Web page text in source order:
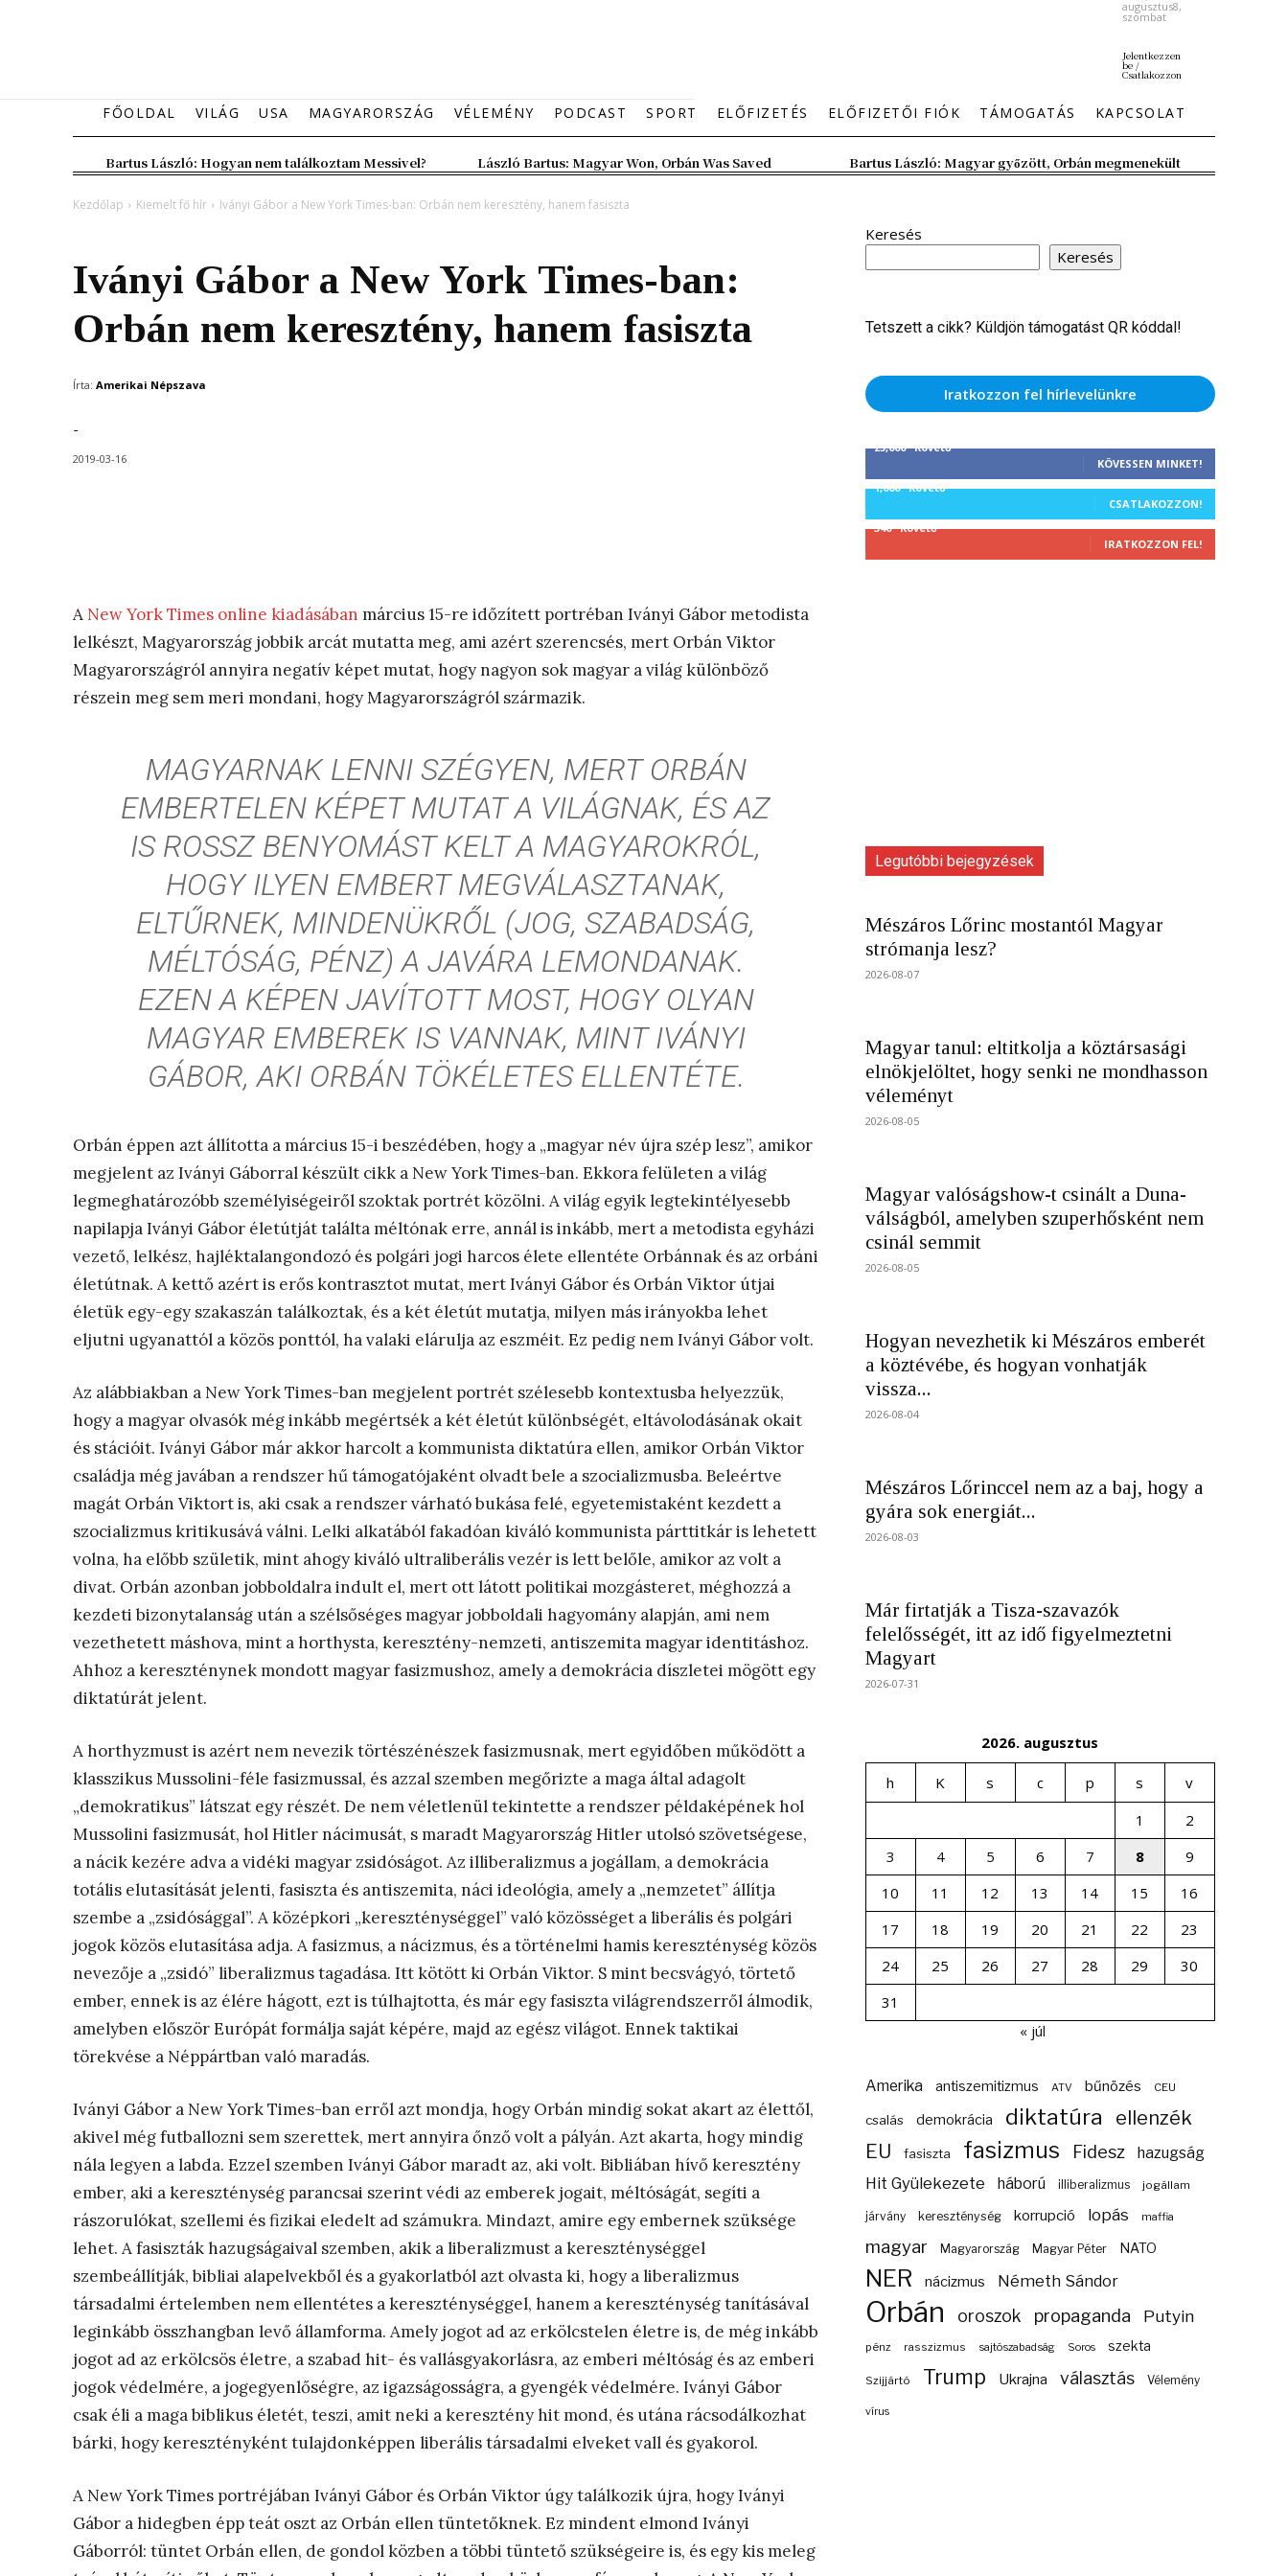
augusztus8,
szombat
Jelentkezzen
be /
Csatlakozzon
FŐOLDAL VILÁG USA MAGYARORSZÁG VÉLEMÉNY PODCAST SPORT ELŐFIZETÉS ELŐFIZETŐI FIÓK TÁMOGATÁS KAPCSOLAT
Bartus László: Hogyan nem találkoztam Messivel? László Bartus: Magyar Won, Orbán Was Saved Bartus László: Magyar győzött, Orbán megmenekült
Kezdőlap Kiemelt fő hír Iványi Gábor a New York Times-ban: Orbán nem keresztény, hanem fasiszta
Iványi Gábor a New York Times-ban:
Orbán nem keresztény, hanem fasiszta
Írta: Amerikai Népszava
-
2019-03-16
A New York Times online kiadásában március 15-re időzített portréban Iványi Gábor metodista
lelkészt, Magyarország jobbik arcát mutatta meg, ami azért szerencsés, mert Orbán Viktor
Magyarországról annyira negatív képet mutat, hogy nagyon sok magyar a világ különböző
részein meg sem meri mondani, hogy Magyarországról származik.
MAGYARNAK LENNI SZÉGYEN, MERT ORBÁN
EMBERTELEN KÉPET MUTAT A VILÁGNAK, ÉS AZ
IS ROSSZ BENYOMÁST KELT A MAGYAROKRÓL,
HOGY ILYEN EMBERT MEGVÁLASZTANAK,
ELTŰRNEK, MINDENÜKRŐL (JOG, SZABADSÁG,
MÉLTÓSÁG, PÉNZ) A JAVÁRA LEMONDANAK.
EZEN A KÉPEN JAVÍTOTT MOST, HOGY OLYAN
MAGYAR EMBEREK IS VANNAK, MINT IVÁNYI
GÁBOR, AKI ORBÁN TÖKÉLETES ELLENTÉTE.
Orbán éppen azt állította a március 15-i beszédében, hogy a „magyar név újra szép lesz”, amikor
megjelent az Iványi Gáborral készült cikk a New York Times-ban. Ekkora felületen a világ
legmeghatározóbb személyiségeiről szoktak portrét közölni. A világ egyik legtekintélyesebb
napilapja Iványi Gábor életútját találta méltónak erre, annál is inkább, mert a metodista egyházi
vezető, lelkész, hajléktalangondozó és polgári jogi harcos élete ellentéte Orbánnak és az orbáni
életútnak. A kettő azért is erős kontrasztot mutat, mert Iványi Gábor és Orbán Viktor útjai
életük egy-egy szakaszán találkoztak, és a két életút mutatja, milyen más irányokba lehet
eljutni ugyanattól a közös ponttól, ha valaki elárulja az eszméit. Ez pedig nem Iványi Gábor volt.
Az alábbiakban a New York Times-ban megjelent portrét szélesebb kontextusba helyezzük,
hogy a magyar olvasók még inkább megértsék a két életút különbségét, eltávolodásának okait
és stációit. Iványi Gábor már akkor harcolt a kommunista diktatúra ellen, amikor Orbán Viktor
családja még javában a rendszer hű támogatójaként olvadt bele a szocializmusba. Beleértve
magát Orbán Viktort is, aki csak a rendszer várható bukása felé, egyetemistaként kezdett a
szocializmus kritikusává válni. Lelki alkatából fakadóan kiváló kommunista párttitkár is lehetett
volna, ha előbb születik, mint ahogy kiváló ultraliberális vezér is lett belőle, amikor az volt a
divat. Orbán azonban jobboldalra indult el, mert ott látott politikai mozgásteret, méghozzá a
kezdeti bizonytalanság után a szélsőséges magyar jobboldali hagyomány alapján, ami nem
vezethetett máshova, mint a horthysta, keresztény-nemzeti, antiszemita magyar identitáshoz.
Ahhoz a kereszténynek mondott magyar fasizmushoz, amely a demokrácia díszletei mögött egy
diktatúrát jelent.
A horthyzmust is azért nem nevezik törtészénészek fasizmusnak, mert egyidőben működött a
klasszikus Mussolini-féle fasizmussal, és azzal szemben megőrizte a maga által adagolt
„demokratikus” látszat egy részét. De nem véletlenül tekintette a rendszer példaképének hol
Mussolini fasizmusát, hol Hitler nácimusát, s maradt Magyarország Hitler utolsó szövetségese,
a nácik kezére adva a vidéki magyar zsidóságot. Az illiberalizmus a jogállam, a demokrácia
totális elutasítását jelenti, fasiszta és antiszemita, náci ideológia, amely a „nemzetet” állítja
szembe a „zsidósággal”. A középkori „kereszténységgel” való közösséget a liberális és polgári
jogok közös elutasítása adja. A fasizmus, a nácizmus, és a történelmi hamis kereszténység közös
nevezője a „zsidó” liberalizmus tagadása. Itt kötött ki Orbán Viktor. S mint becsvágyó, törtető
ember, ennek is az élére hágott, ezt is túlhajtotta, és már egy fasiszta világrendszerről álmodik,
amelyben először Európát formálja saját képére, majd az egész világot. Ennek taktikai
törekvése a Néppártban való maradás.
Iványi Gábor a New York Times-ban erről azt mondja, hogy Orbán mindig sokat akart az élettől,
akivel még futballozni sem szerettek, mert annyira őnző volt a pályán. Azt akarta, hogy mindig
nála legyen a labda. Ezzel szemben Iványi Gábor maradt az, aki volt. Bibliában hívő keresztény
ember, aki a kereszténység parancsai szerint védi az emberek jogait, méltóságát, segíti a
rászorulókat, szellemi és fizikai eledelt ad számukra. Mindazt, amire egy embernek szüksége
lehet. A fasiszták hazugságaival szemben, akik a liberalizmust a kereszténységgel
szembeállítják, bibliai alapelvekből és a gyakorlatból azt olvasta ki, hogy a liberalizmus
társadalmi értelemben nem ellentétes a kereszténységgel, hanem a kereszténység tanításával
leginkább összhangban levő államforma. Amely jogot ad az erkölcstelen életre is, de még inkább
jogot ad az erkölcsös életre, a szabad hit- és vallásgyakorlásra, az emberi méltóság és az emberi
jogok védelmére, a jogegyenlőségre, az igazságosságra, a gyengék védelmére. Iványi Gábor
csak éli a maga biblikus életét, teszi, amit neki a keresztény hit mond, és utána rácsodálkozhat
bárki, hogy keresztényként tulajdonképpen liberális társadalmi elveket vall és gyakorol.
A New York Times portréjában Iványi Gábor és Orbán Viktor úgy találkozik újra, hogy Iványi
Gábor a hidegben épp teát oszt az Orbán ellen tüntetőknek. Ez mindent elmond Iványi
Gáborról: tüntet Orbán ellen, de gondol közben a többi tüntető szükségeire is, és egy kis meleg
Keresés
Keresés
Tetszett a cikk? Küldjön támogatást QR kóddal!
Iratkozzon fel hírlevelünkre
25,000 Követő
KÖVESSEN MINKET!
1,000 Követő
CSATLAKOZZON!
340 Követő
IRATKOZZON FEL!
Legutóbbi bejegyzések
Mészáros Lőrinc mostantól Magyar
strómanja lesz?
2026-08-07
Magyar tanul: eltitkolja a köztársasági
elnökjelöltet, hogy senki ne mondhasson
véleményt
2026-08-05
Magyar valóságshow-t csinált a Duna-
válságból, amelyben szuperhősként nem
csinál semmit
2026-08-05
Hogyan nevezhetik ki Mészáros emberét
a köztévébe, és hogyan vonhatják
vissza...
2026-08-04
Mészáros Lőrinccel nem az a baj, hogy a
gyára sok energiát...
2026-08-03
Már firtatják a Tisza-szavazók
felelősségét, itt az idő figyelmeztetni
Magyart
2026-07-31
2026. augusztus
h K s c p s
v
1
2
3
4 5 6 7 8
9
10
11 12 13 14 15
16
17
18 19 20 21 22
23
24
25 26 27 28 29
30
31
« júl
Amerika antiszemitizmus ATV bűnözés CEU
csalás demokrácia diktatúra ellenzék
EU fasiszta fasizmus Fidesz hazugság
Hit Gyülekezete háború illiberalizmus jogállam
járvány kereszténység korrupció lopás maffia
magyar Magyarország Magyar Péter NATO
NER nácizmus Németh Sándor
Orbán oroszok propaganda Putyin
pénz rasszizmus sajtószabadság Soros szekta
Szijjártó Trump Ukrajna választás Vélemény
vírus